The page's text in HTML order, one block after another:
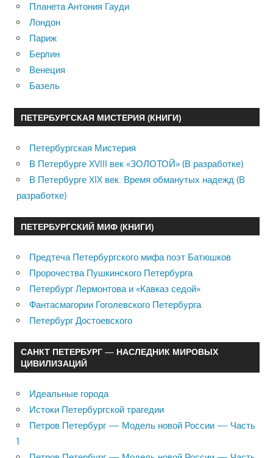
Планета Антония Гауди
Лондон
Париж
Берлин
Венеция
Базель
ПЕТЕРБУРГСКАЯ МИСТЕРИЯ (КНИГИ)
Петербургская Мистерия
В Петербурге XVIII век «ЗОЛОТОЙ» (В разработке)
В Петербурге XIX век. Время обманутых надежд (В
разработке)
ПЕТЕРБУРГСКИЙ МИФ (КНИГИ)
Предтеча Петербургского мифа поэт Батюшков
Пророчества Пушкинского Петербурга
Петербург Лермонтова и «Кавказ седой»
Фантасмагории Гоголевского Петербурга
Петербург Достоевского
САНКТ ПЕТЕРБУРГ — НАСЛЕДНИК МИРОВЫХ
ЦИВИЛИЗАЦИЙ
Идеальные города
Истоки Петербургской трагедии
Петров Петербург — Модель новой России — Часть
1